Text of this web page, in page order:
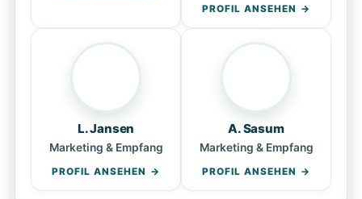
PROFIL ANSEHEN
L. Jansen
Marketing & Empfang
PROFIL ANSEHEN
A. Sasum
Marketing & Empfang
PROFIL ANSEHEN